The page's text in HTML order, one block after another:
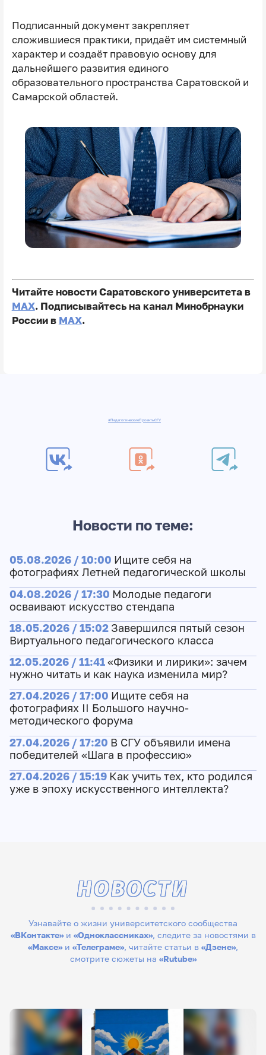
Подписанный документ закрепляет
сложившиеся практики, придаёт им системный
характер и создаёт правовую основу для
дальнейшего развития единого
образовательного пространства Саратовской и
Самарской областей.
Читайте новости Саратовского университета в
MAX. Подписывайтесь на канал Минобрнауки
России в MAX.
#ПедагогическиеПроектыСГУ
Новости по теме:
05.08.2026 / 10:00 Ищите себя на
фотографиях Летней педагогической школы
04.08.2026 / 17:30 Молодые педагоги
осваивают искусство стендапа
18.05.2026 / 15:02 Завершился пятый сезон
Виртуального педагогического класса
12.05.2026 / 11:41«Физики и лирики»: зачем
нужно читать и как наука изменила мир?
27.04.2026 / 17:00 Ищите себя на
фотографиях II Большого научно-
методического форума
27.04.2026 / 17:20 В СГУ объявили имена
победителей «Шага в профессию»
27.04.2026 / 15:19 Как учить тех, кто родился
уже в эпоху искусственного интеллекта?
Узнавайте о жизни университетского сообщества
«ВКонтакте»и «Одноклассниках», следите за новостями в
«Максе» и «Телеграме», читайте статьи в «Дзене»,
смотрите сюжеты на «Rutube»
НОВОСТИ